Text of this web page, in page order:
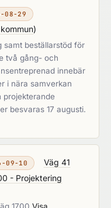
08-29
)
samt beställarstöd för
två gång- och
innebär
i nära samverkan
projekterande
besvaras 17 augusti.
09-10
Väg 41
- Projektering